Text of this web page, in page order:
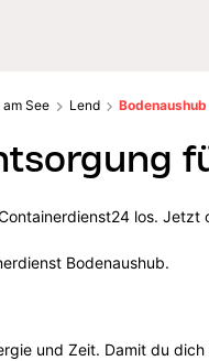
am See Lend Bodenaushub
los.
Bodenaushub.
und Zeit. Damit du